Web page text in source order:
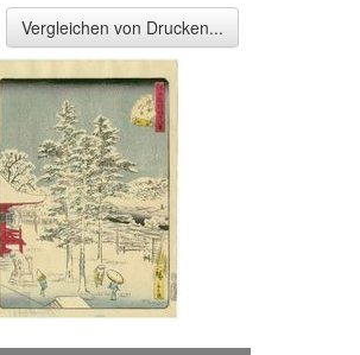
Vergleichen von Drucken...